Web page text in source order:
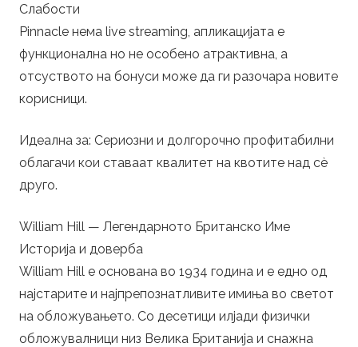
Слабости
Pinnacle нема live streaming, апликацијата е
функционална но не особено атрактивна, а
отсуството на бонуси може да ги разочара новите
корисници.
Идеална за: Сериозни и долгорочно профитабилни
облагачи кои ставаат квалитет на квотите над сè
друго.
William Hill — Легендарното Британско Име
Историја и доверба
William Hill е основана во 1934 година и е едно од
најстарите и најпрепознатливите имиња во светот
на обложувањето. Со десетици илјади физички
обложувалници низ Велика Британија и снажна